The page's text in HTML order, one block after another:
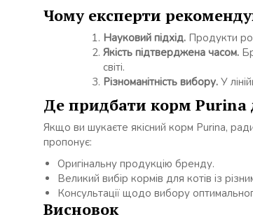
Чому експерти
Науковий підхід. Продукти
Якість підтверджена часом.
світі.
Різноманітність вибору. У
Де придбати корм Purina
Якщо ви шукаєте якісний корм Purina,
пропонує:
Оригінальну продукцію бренду.
Великий вибір кормів для котів із
Консультації щодо вибору
Висновок